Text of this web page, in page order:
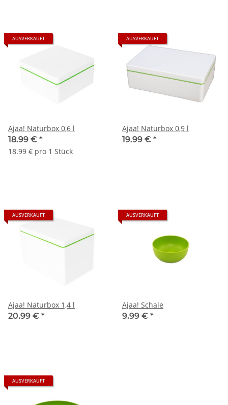
AUSVERKAUFT
Ajaa! Naturbox 0,6 l
18.99 € *
18.99 € pro 1 Stück
AUSVERKAUFT
Ajaa! Naturbox 0,9 l
19.99 € *
AUSVERKAUFT
Ajaa! Naturbox 1,4 l
20.99 € *
AUSVERKAUFT
Ajaa! Schale
9.99 € *
AUSVERKAUFT